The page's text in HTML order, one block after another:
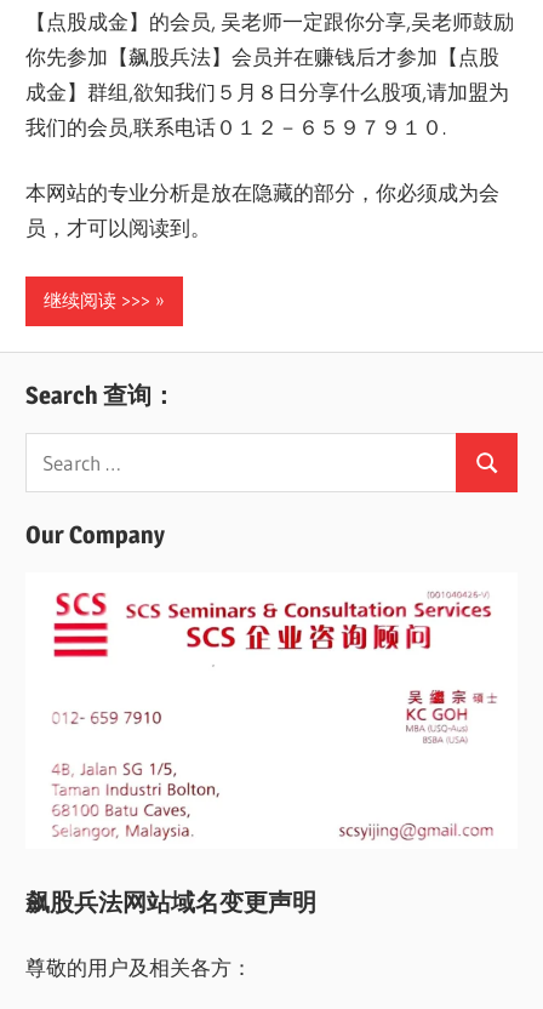
【点股成金】的会员, 吴老师一定跟你分享,吴老师鼓励
你先参加【飙股兵法】会员并在赚钱后才参加【点股
成金】群组,欲知我们５月８日分享什么股项,请加盟为
我们的会员,联系电话０１２－６５９７９１０.
本网站的专业分析是放在隐藏的部分，你必须成为会
员，才可以阅读到。
继续阅读 >>>
Search 查询：
Search
for:
Search
Our Company
飙股兵法网站域名变更声明
尊敬的用户及相关各方：